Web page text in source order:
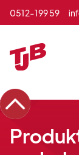
0512-199 59